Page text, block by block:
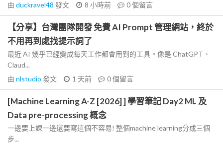
由 duckravel48 發文 8 小時前 0個留言
【分享】台灣團隊開發 免費 AI Prompt 管理網站，終於
不用再到處找提示詞了
最近 AI 幾乎已經變成每天工作都會用到的工具。像是 ChatGPT、
Claud...
由 nlstudio 發文 1 天前 0個留言
[Machine Learning A-Z [2026] ] 學習筆記 Day2 ML 及
Data pre-processing 概念
一邊要上課一邊還要寫這個不容易! 整個machine learning分成三個
步...